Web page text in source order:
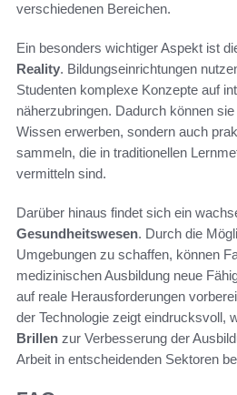
verschiedenen Bereichen.
Ein besonders wichtiger Aspekt ist
Reality. Bildungseinrichtungen
Studenten komplexe Konzepte auf
näherzubringen. Dadurch können
Wissen erwerben, sondern auch
sammeln, die in traditionellen
vermitteln sind.
Darüber hinaus findet sich ein
Gesundheitswesen. Durch die
Umgebungen zu schaffen, können
medizinischen Ausbildung neue
auf reale Herausforderungen
der Technologie zeigt eindrucksvoll,
Brillen zur Verbesserung der
Arbeit in entscheidenden Sektoren